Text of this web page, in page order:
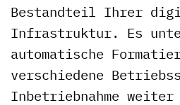
Bestandteil Ihrer
Infrastruktur. Es
automatische
verschiedene
Inbetriebnahme